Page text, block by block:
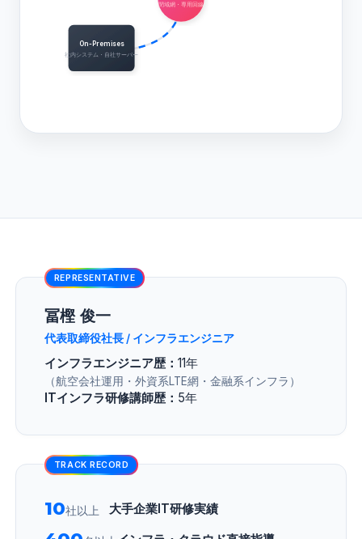
On-Premises
社内システム・自社サーバー
閉域網・専用回線
REPRESENTATIVE
冨樫 俊一
代表取締役社長 / インフラエンジニア
インフラエンジニア歴：11年
（航空会社運用・外資系LTE網・金融系インフラ）
ITインフラ研修講師歴： 5年
TRACK RECORD
10社以上 大手企業IT研修実績